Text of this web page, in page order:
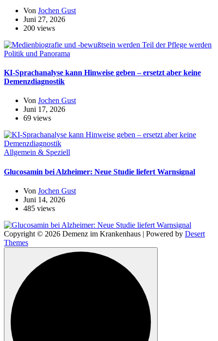
Von Jochen Gust
Juni 27, 2026
200 views
Politik und Panorama
KI-Sprachanalyse kann Hinweise geben – ersetzt aber keine
Demenzdiagnostik
Von Jochen Gust
Juni 17, 2026
69 views
Allgemein & Speziell
Glucosamin bei Alzheimer: Neue Studie liefert Warnsignal
Von Jochen Gust
Juni 14, 2026
485 views
Copyright © 2026 Demenz im Krankenhaus | Powered by Desert
Themes